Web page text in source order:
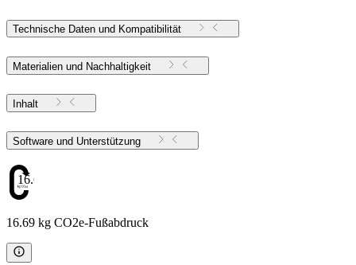
Technische Daten und Kompatibilität
Materialien und Nachhaltigkeit
Inhalt
Software und Unterstützung
16.69
16.69 kg CO2e-Fußabdruck